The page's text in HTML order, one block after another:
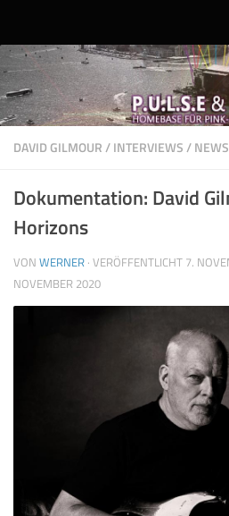
DAVID GILMOUR/INTERVIEWS/NEWS
Dokumentation: David
Horizons
VON WERNER · VERÖFFENTLICHT 7.
NOVEMBER 2020